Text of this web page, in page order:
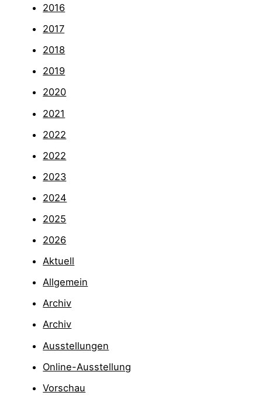
2016
2017
2018
2019
2020
2021
2022
2022
2023
2024
2025
2026
Aktuell
Allgemein
Archiv
Archiv
Ausstellungen
Online-Ausstellung
Vorschau